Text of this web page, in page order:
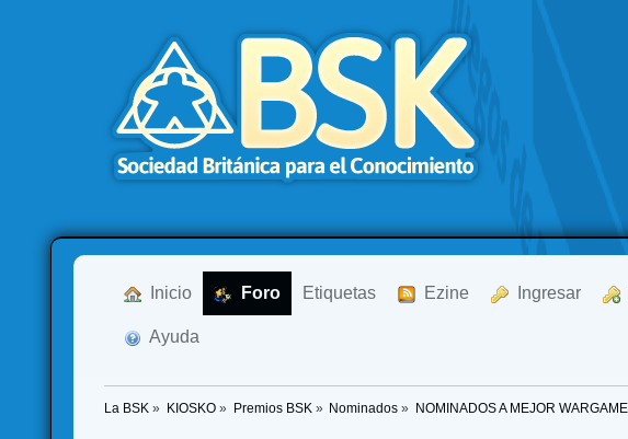
Inicio Foro Etiquetas Ezine Ingresar
Ayuda
La BSK » KIOSKO» Premios BSK » Nominados » NOMINADOS A MEJOR WARGAME